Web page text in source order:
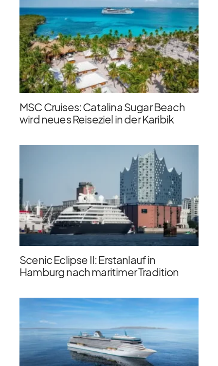
MSC Cruises: Catalina Sugar Beach
wird neues Reiseziel in der Karibik
Scenic Eclipse II: Erstanlauf in
Hamburg nach maritimer Tradition